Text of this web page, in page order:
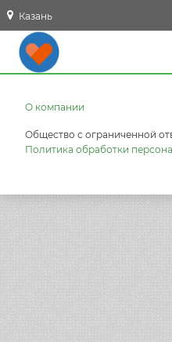
Казань
О компании
Общество с ограниченной
Политика обработки